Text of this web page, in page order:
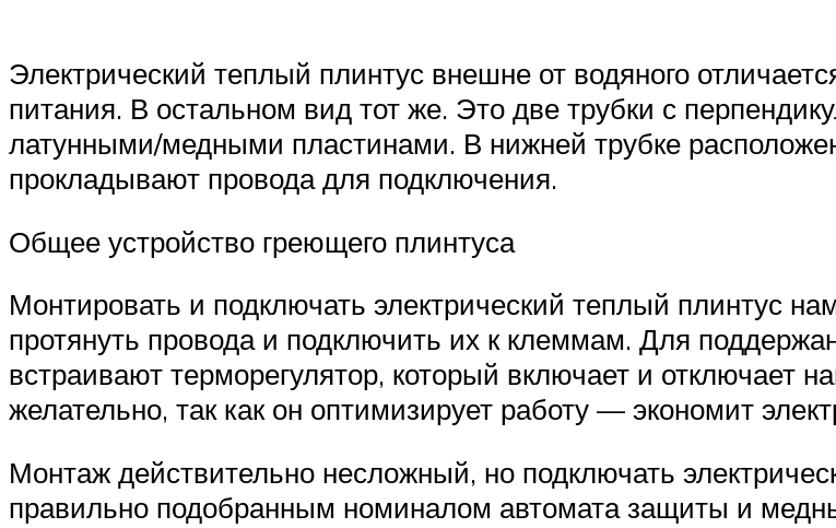
Электрический теплый плинтус внешне от водяного
питания. В остальном вид тот же. Это две трубки с
латунными/медными пластинами. В нижней трубке
прокладывают провода для подключения.
Общее устройство греющего плинтуса
Монтировать и подключать электрический теплый плинтус
протянуть провода и подключить их к клеммам. Для
встраивают терморегулятор, который включает и отключает
желательно, так как он оптимизирует работу — экономит
Монтаж действительно несложный, но подключать
правильно подобранным номиналом автомата защиты и